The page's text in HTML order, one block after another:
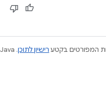
המפורטים בקטע רישיון לתוכן